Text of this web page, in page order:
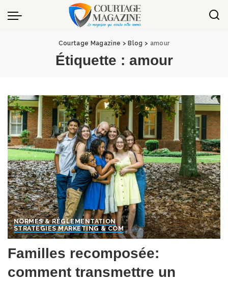
Panneau de gestion des cookies
Courtage Magazine > Blog > amour
Étiquette : amour
NORMES & RÈGLEMENTATION
STRATÉGIES MARKETING & COM
Familles recomposée:
comment transmettre un